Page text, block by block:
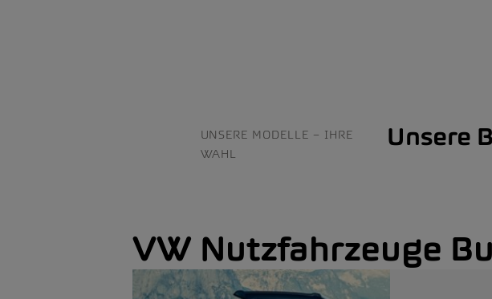
UNSERE MODELLE – IHRE
WAHL
Unsere
VW Nutzfahrzeuge